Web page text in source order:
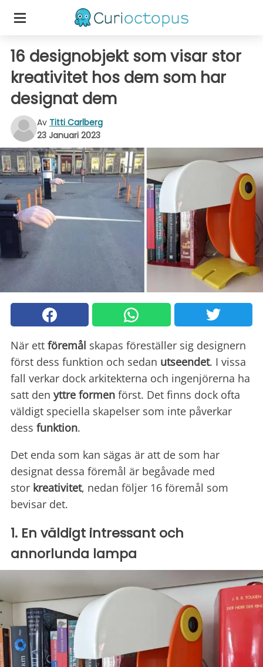
16 designobjekt som visar stor
kreativitet hos dem som har
designat dem
Av Titti Carlberg
23 Januari 2023
När ett föremål skapas föreställer sig designern
först dess funktion och sedan utseendet. I vissa
fall verkar dock arkitekterna och ingenjörerna ha
satt den yttre formen först. Det finns dock ofta
väldigt speciella skapelser som inte påverkar
dess funktion.
Det enda som kan sägas är att de som har
designat dessa föremål är begåvade med
stor kreativitet, nedan följer 16 föremål som
bevisar det.
1. En väldigt intressant och
annorlunda lampa